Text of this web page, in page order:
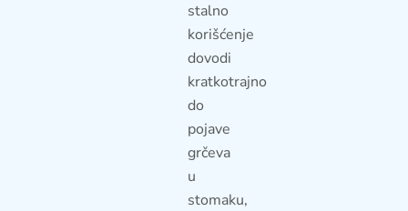
stalno
korišćenje
dovodi
kratkotrajno
do
pojave
grčeva
u
stomaku,